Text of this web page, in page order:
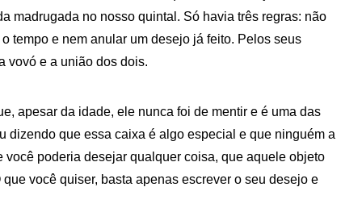
madrugada no nosso quintal. Só havia três regras: não
tempo e nem anular um desejo já feito. Pelos seus
vovó e a união dos dois.
apesar da idade, ele nunca foi de mentir e é uma das
dizendo que essa caixa é algo especial e que ninguém a
poderia desejar qualquer coisa, que aquele objeto
você quiser, basta apenas escrever o seu desejo e